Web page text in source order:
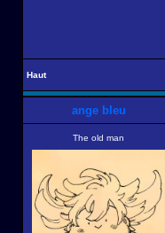
Haut
ange bleu
The old man